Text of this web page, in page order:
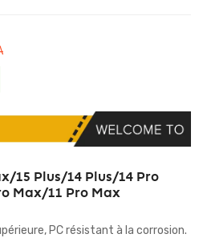
15 Plus/14 Plus/14 Pro
Max/11 Pro Max
PC résistant à la corrosion.